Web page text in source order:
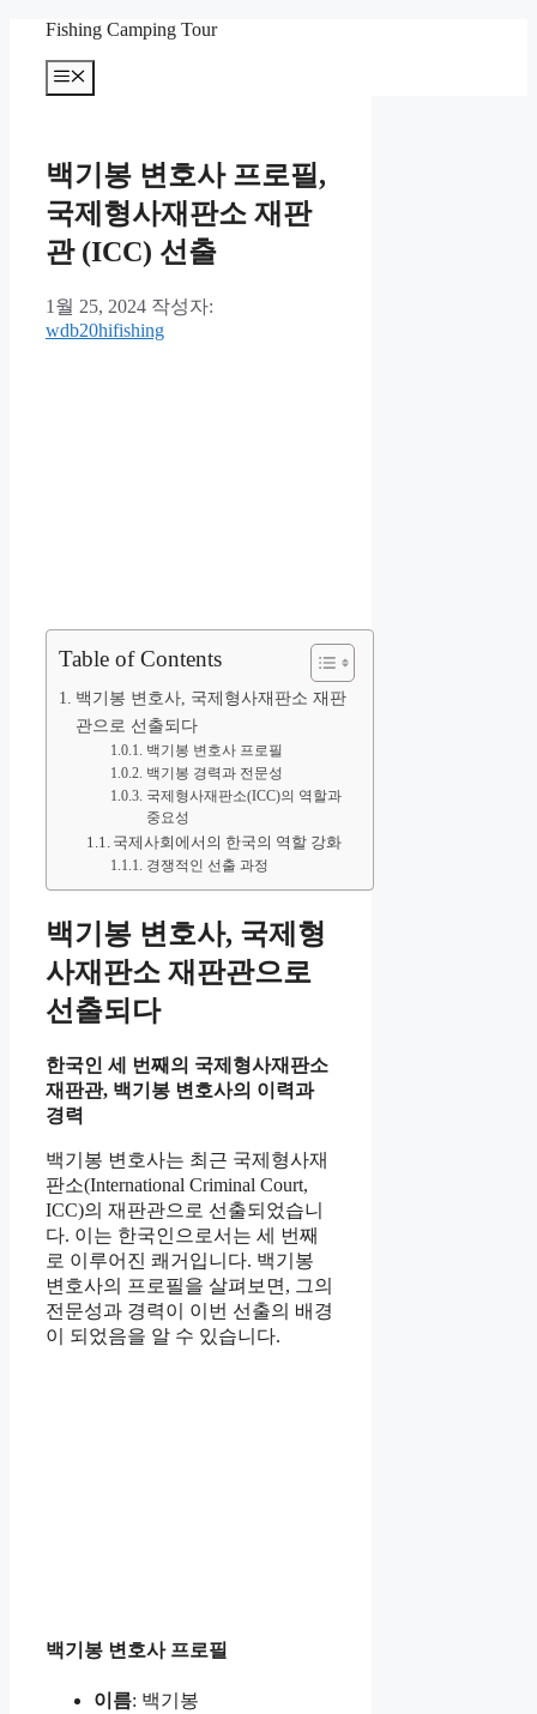
Fishing Camping Tour
메
뉴
백기봉 변호사 프로필,
국제형사재판소 재판
관 (ICC) 선출
1월 25, 2024 작성자:
wdb20hifishing
Table of Contents
백기봉 변호사, 국제형사재판소 재판
관으로 선출되다
백기봉 변호사 프로필
백기봉 경력과 전문성
국제형사재판소(ICC)의 역할과
중요성
국제사회에서의 한국의 역할 강화
경쟁적인 선출 과정
백기봉 변호사, 국제형
사재판소 재판관으로
선출되다
한국인 세 번째의 국제형사재판소
재판관, 백기봉 변호사의 이력과
경력
백기봉 변호사는 최근 국제형사재
판소(International Criminal Court,
ICC)의 재판관으로 선출되었습니
다. 이는 한국인으로서는 세 번째
로 이루어진 쾌거입니다. 백기봉
변호사의 프로필을 살펴보면, 그의
전문성과 경력이 이번 선출의 배경
이 되었음을 알 수 있습니다.
백기봉 변호사 프로필
이름: 백기봉